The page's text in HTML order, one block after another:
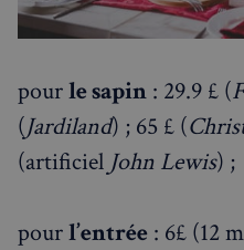
pourle sapin : 29.9 £ (
(Jardiland) ; 65 £ (
(artificiel John Lewis) ;
pourl’entrée : 6£ (12